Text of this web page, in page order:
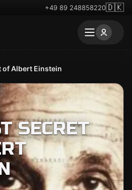
+49 89 248858220🇩🇰
of Albert Einstein
SECRET